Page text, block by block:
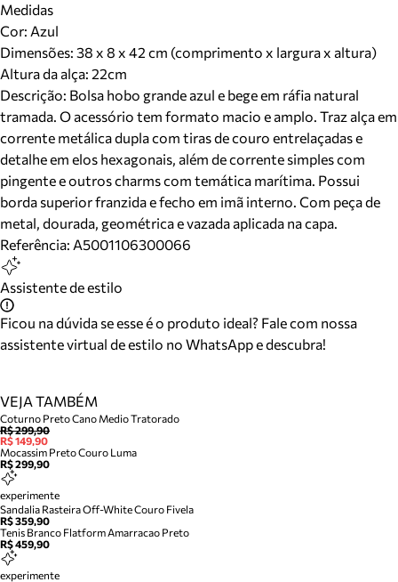
Medidas
Cor: Azul
Dimensões: 38 x 8 x 42 cm (comprimento x largura x altura)
Altura da alça: 22cm
Descrição: Bolsa hobo grande azul e bege em ráfia natural
tramada. O acessório tem formato macio e amplo. Traz alça em
corrente metálica dupla com tiras de couro entrelaçadas e
detalhe em elos hexagonais, além de corrente simples com
pingente e outros charms com temática marítima. Possui
borda superior franzida e fecho em imã interno. Com peça de
metal, dourada, geométrica e vazada aplicada na capa.
Referência: A5001106300066
Assistente de estilo
Ficou na dúvida se esse é o produto ideal? Fale com nossa
assistente virtual de estilo no WhatsApp e descubra!
VEJA TAMBÉM
Coturno Preto Cano Medio Tratorado
R$ 299,90
R$ 149,90
Mocassim Preto Couro Luma
R$ 299,90
experimente
Sandalia Rasteira Off-White Couro Fivela
R$ 359,90
Tenis Branco Flatform Amarracao Preto
R$ 459,90
experimente